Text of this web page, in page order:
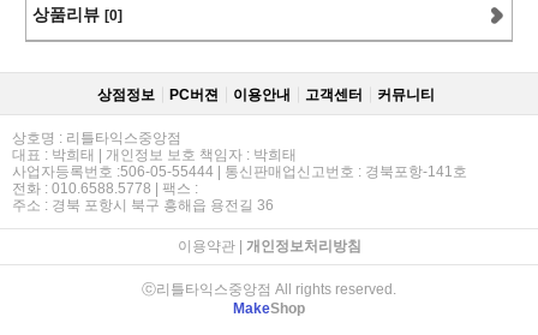
상품리뷰 [0]
상점정보 PC버젼 이용안내 고객센터 커뮤니티
상호명 : 리틀타익스중앙점
대표 : 박희태 | 개인정보 보호 책임자 : 박희태
사업자등록번호 :506-05-55444 | 통신판매업신고번호 : 경북포항-141호
전화 : 010.6588.5778 | 팩스 :
주소 : 경북 포항시 북구 흥해읍 용전길 36
이용약관| 개인정보처리방침
ⓒ리틀타익스중앙점 All rights reserved.
MakeShop